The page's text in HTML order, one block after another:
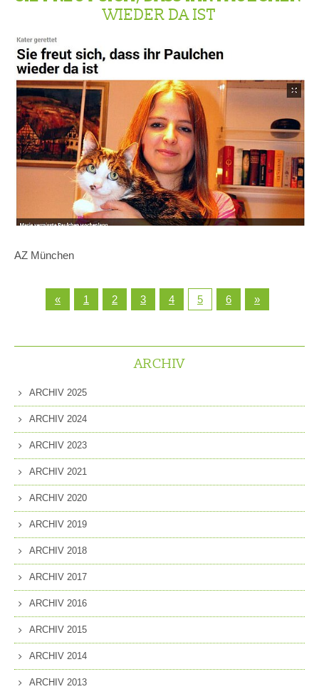
WIEDER DA IST
AZ München
« 1 2 3 4 5 6 »
ARCHIV
ARCHIV 2025
ARCHIV 2024
ARCHIV 2023
ARCHIV 2021
ARCHIV 2020
ARCHIV 2019
ARCHIV 2018
ARCHIV 2017
ARCHIV 2016
ARCHIV 2015
ARCHIV 2014
ARCHIV 2013